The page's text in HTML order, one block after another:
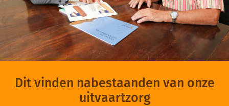
Dit vinden nabestaanden van onze
uitvaartzorg